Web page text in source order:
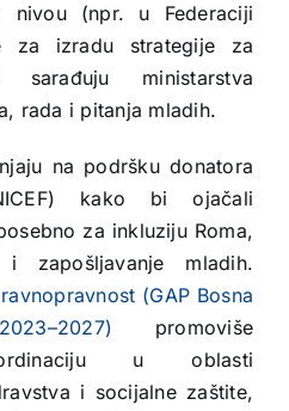
nivou (npr. u Federaciji
za izradu strategije za
ministarstva
rada i pitanja mladih.
na podršku donatora
kako bi ojačali
za inkluziju Roma,
zapošljavanje mladih.
(GAP Bosna
promoviše
u oblasti
i socijalne zaštite,